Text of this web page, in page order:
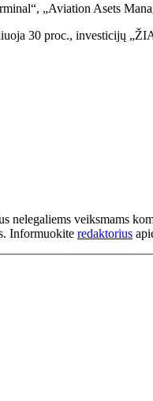
„Aviation Asets
30 proc., investicijų
nelegaliems veiksmams
Informuokite redaktorius